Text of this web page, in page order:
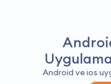
Android ve ios